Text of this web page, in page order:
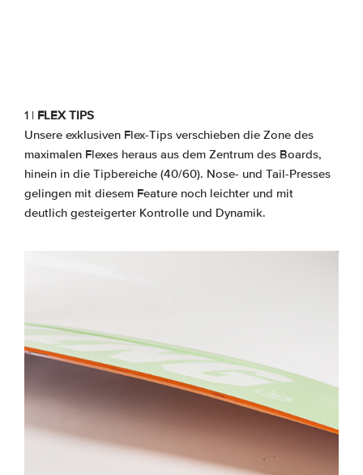
1 | FLEX TIPS
Unsere exklusiven Flex-Tips verschieben die Zone des
maximalen Flexes heraus aus dem Zentrum des Boards,
hinein in die Tipbereiche (40/60). Nose- und Tail-Presses
gelingen mit diesem Feature noch leichter und mit
deutlich gesteigerter Kontrolle und Dynamik.